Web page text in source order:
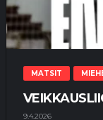
MATSIT
9.4.2026